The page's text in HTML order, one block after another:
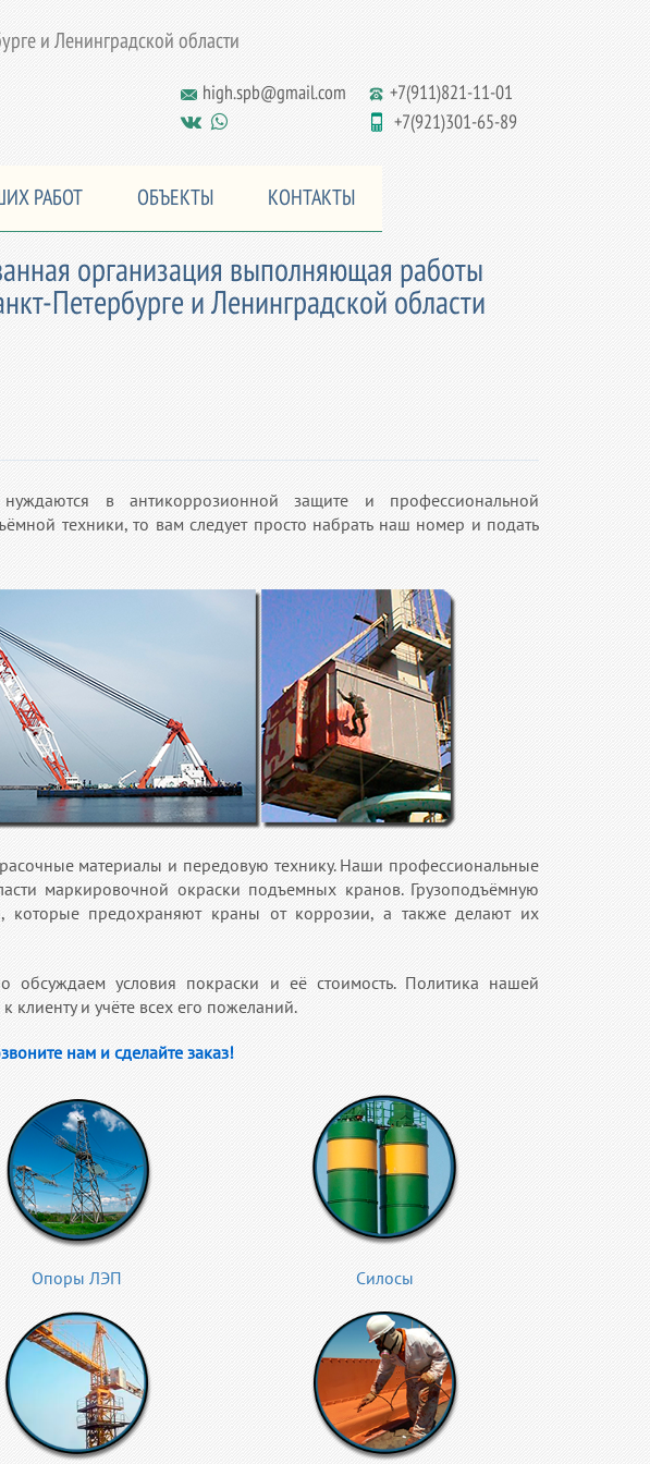
и Ленинградской области
+7(911)821-11-01
+7(921)301-65-89
high.spb@gmail.com
РАБОТ ОБЪЕКТЫ КОНТАКТЫ
организация выполняющая работы
Петербурге и Ленинградской области
в антикоррозионной защите и профессиональной
техники, то вам следует просто набрать наш номер и подать
материалы и передовую технику. Наши профессиональные
маркировочной окраски подъемных кранов. Грузоподъёмную
которые предохраняют краны от коррозии, а также делают их
условия покраски и её стоимость. Политика нашей
и учёте всех его пожеланий.
нам и сделайте заказ!
Опоры ЛЭП Силосы​​